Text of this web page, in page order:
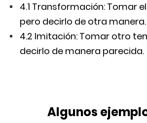
4.1 Transformación: Tomar
pero decirlo de otra manera.
4.2 Imitación: Tomar otro
decirlo de manera parecida.
Algunos